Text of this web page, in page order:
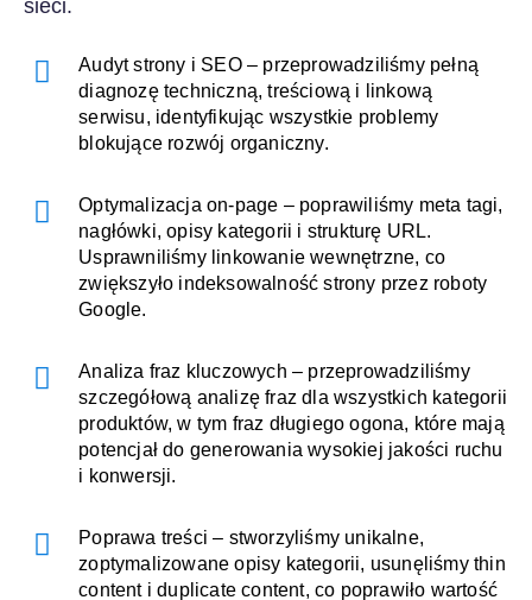
sieci.
Audyt strony i SEO – przeprowadziliśmy pełną
diagnozę techniczną, treściową i linkową
serwisu, identyfikując wszystkie problemy
blokujące rozwój organiczny.
Optymalizacja on-page – poprawiliśmy meta tagi,
nagłówki, opisy kategorii i strukturę URL.
Usprawniliśmy linkowanie wewnętrzne, co
zwiększyło indeksowalność strony przez roboty
Google.
Analiza fraz kluczowych – przeprowadziliśmy
szczegółową analizę fraz dla wszystkich kategorii
produktów, w tym fraz długiego ogona, które mają
potencjał do generowania wysokiej jakości ruchu
i konwersji.
Poprawa treści – stworzyliśmy unikalne,
zoptymalizowane opisy kategorii, usunęliśmy thin
content i duplicate content, co poprawiło wartość